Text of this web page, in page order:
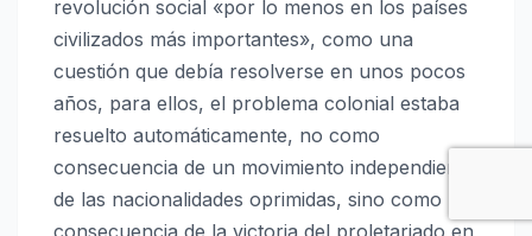
revolución social «por lo menos en los países
civilizados más importantes», como una
cuestión que debía resolverse en unos pocos
años, para ellos, el problema colonial estaba
resuelto automáticamente, no como
consecuencia de un movimiento independiente
de las nacionalidades oprimidas, sino como